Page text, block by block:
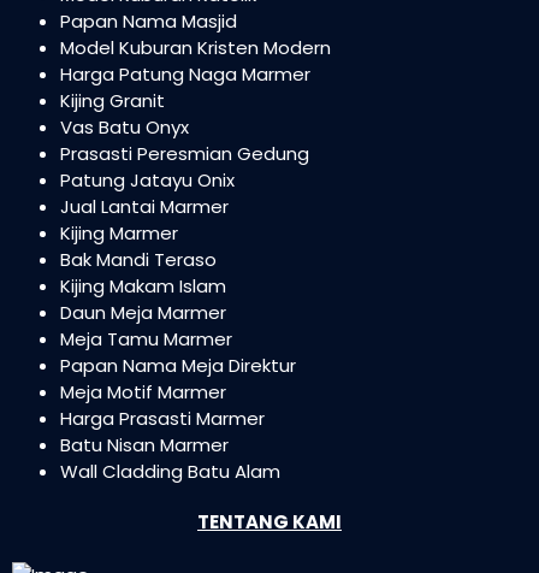
Papan Nama Masjid
Model Kuburan Kristen Modern
Harga Patung Naga Marmer
Kijing Granit
Vas Batu Onyx
Prasasti Peresmian Gedung
Patung Jatayu Onix
Jual Lantai Marmer
Kijing Marmer
Bak Mandi Teraso
Kijing Makam Islam
Daun Meja Marmer
Meja Tamu Marmer
Papan Nama Meja Direktur
Meja Motif Marmer
Harga Prasasti Marmer
Batu Nisan Marmer
Wall Cladding Batu Alam
TENTANG KAMI